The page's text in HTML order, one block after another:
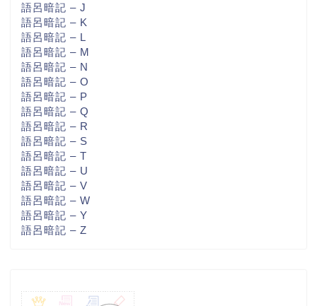
語呂暗記 – J
語呂暗記 – K
語呂暗記 – L
語呂暗記 – M
語呂暗記 – N
語呂暗記 – O
語呂暗記 – P
語呂暗記 – Q
語呂暗記 – R
語呂暗記 – S
語呂暗記 – T
語呂暗記 – U
語呂暗記 – V
語呂暗記 – W
語呂暗記 – Y
語呂暗記 – Z